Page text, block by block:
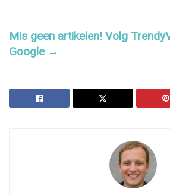
Mis geen artikelen! Volg
Google →